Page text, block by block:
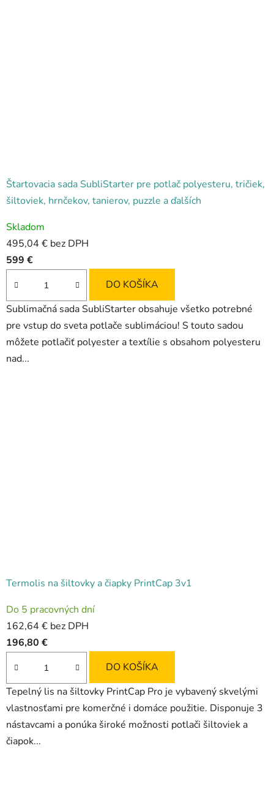
Štartovacia sada SubliStarter pre potlač polyesteru, tričiek,
šiltoviek, hrnčekov, tanierov, puzzle a ďalších
hodnotenie
produktu
je
4,8
z
5
hviezdičiek.
Skladom
495,04 € bez DPH
599 €
DO KOŠÍKA
Sublimačná sada SubliStarter obsahuje všetko potrebné
pre vstup do sveta potlače sublimáciou! S touto sadou
môžete potlačiť polyester a textílie s obsahom polyesteru
nad...
Termolis na šiltovky a čiapky PrintCap 3v1
hodnotenie
produktu
je
4,7
z
5
hviezdičiek.
Do 5 pracovných dní
162,64 € bez DPH
196,80 €
DO KOŠÍKA
Tepelný lis na šiltovky PrintCap Pro je vybavený skvelými
vlastnosťami pre komerčné i domáce použitie. Disponuje 3
nástavcami a ponúka široké možnosti potlači šiltoviek a
čiapok...